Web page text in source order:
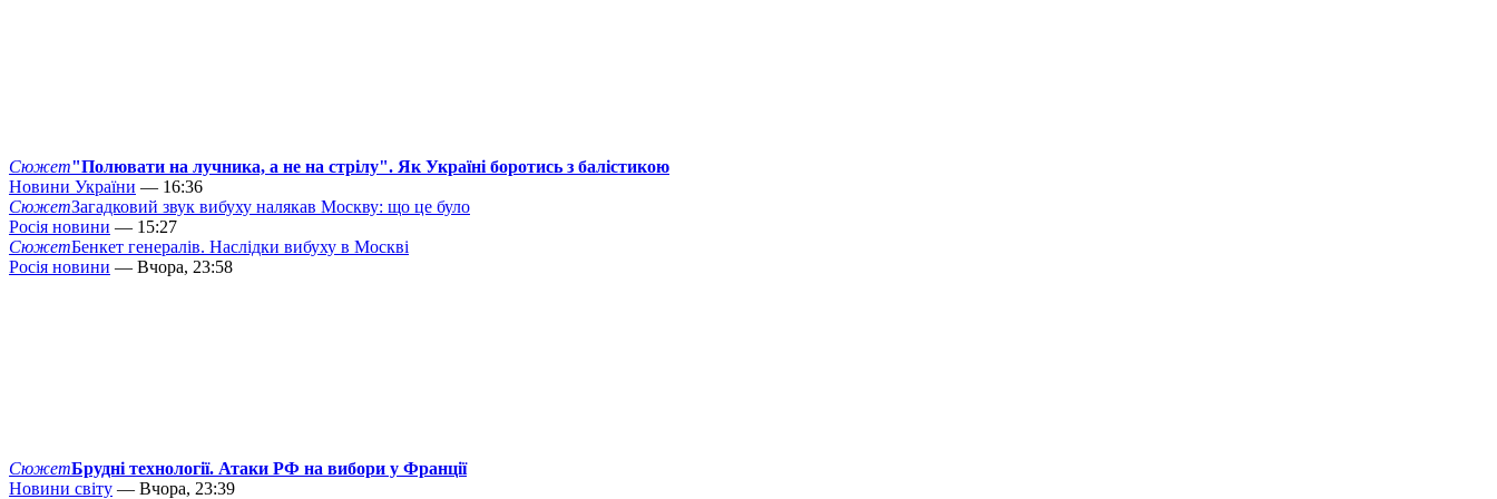
Сюжет"Полювати на лучника, а не на стрілу". Як Україні боротись з балістикою
Новини України — 16:36
СюжетЗагадковий звук вибуху налякав Москву: що це було
Росія новини — 15:27
СюжетБенкет генералів. Наслідки вибуху в Москві
Росія новини — Вчора, 23:58
СюжетБрудні технології. Атаки РФ на вибори у Франції
Новини світу — Вчора, 23:39